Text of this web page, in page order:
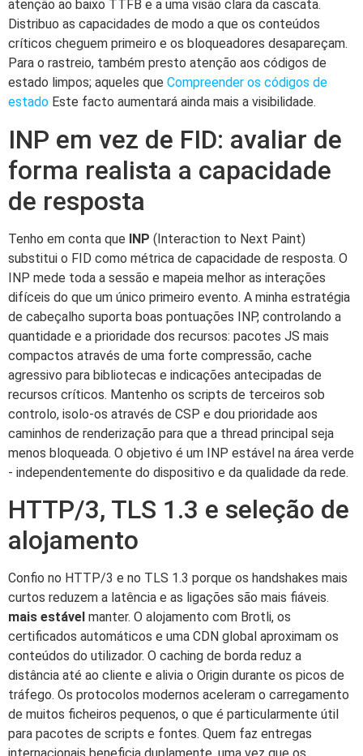
atenção ao baixo TTFB e a uma visão clara da cascata.
Distribuo as capacidades de modo a que os conteúdos
críticos cheguem primeiro e os bloqueadores desapareçam.
Para o rastreio, também presto atenção aos códigos de
estado limpos; aqueles que Compreender os códigos de
estado Este facto aumentará ainda mais a visibilidade.
INP em vez de FID: avaliar de
forma realista a capacidade
de resposta
Tenho em conta que INP (Interaction to Next Paint)
substitui o FID como métrica de capacidade de resposta. O
INP mede toda a sessão e mapeia melhor as interações
difíceis do que um único primeiro evento. A minha estratégia
de cabeçalho suporta boas pontuações INP, controlando a
quantidade e a prioridade dos recursos: pacotes JS mais
compactos através de uma forte compressão, cache
agressivo para bibliotecas e indicações antecipadas de
recursos críticos. Mantenho os scripts de terceiros sob
controlo, isolo-os através de CSP e dou prioridade aos
caminhos de renderização para que a thread principal seja
menos bloqueada. O objetivo é um INP estável na área verde
- independentemente do dispositivo e da qualidade da rede.
HTTP/3, TLS 1.3 e seleção de
alojamento
Confio no HTTP/3 e no TLS 1.3 porque os handshakes mais
curtos reduzem a latência e as ligações são mais fiáveis.
mais estável manter. O alojamento com Brotli, os
certificados automáticos e uma CDN global aproximam os
conteúdos do utilizador. O caching de borda reduz a
distância até ao cliente e alivia o Origin durante os picos de
tráfego. Os protocolos modernos aceleram o carregamento
de muitos ficheiros pequenos, o que é particularmente útil
para pacotes de scripts e fontes. Quem faz entregas